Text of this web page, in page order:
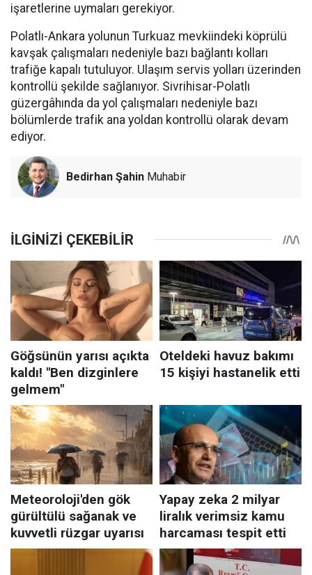
işaretlerine uymaları gerekiyor.
Polatlı-Ankara yolunun Turkuaz mevkiindeki köprülü
kavşak çalışmaları nedeniyle bazı bağlantı kolları
trafiğe kapalı tutuluyor. Ulaşım servis yolları üzerinden
kontrollü şekilde sağlanıyor. Sivrihisar-Polatlı
güzergâhında da yol çalışmaları nedeniyle bazı
bölümlerde trafik ana yoldan kontrollü olarak devam
ediyor.
Bedirhan Şahin Muhabir